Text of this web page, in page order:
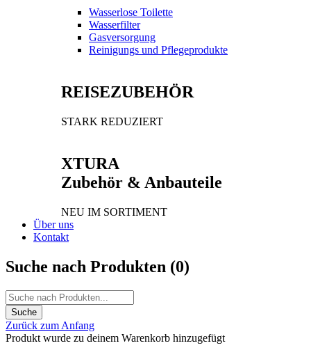
Wasserlose Toilette
Wasserfilter
Gasversorgung
Reinigungs und Pflegeprodukte
REISEZUBEHÖR
STARK REDUZIERT
XTURA
Zubehör & Anbauteile
NEU IM SORTIMENT
Über uns
Kontakt
Suche nach Produkten (0)
Zurück zum Anfang
Produkt wurde zu deinem Warenkorb hinzugefügt